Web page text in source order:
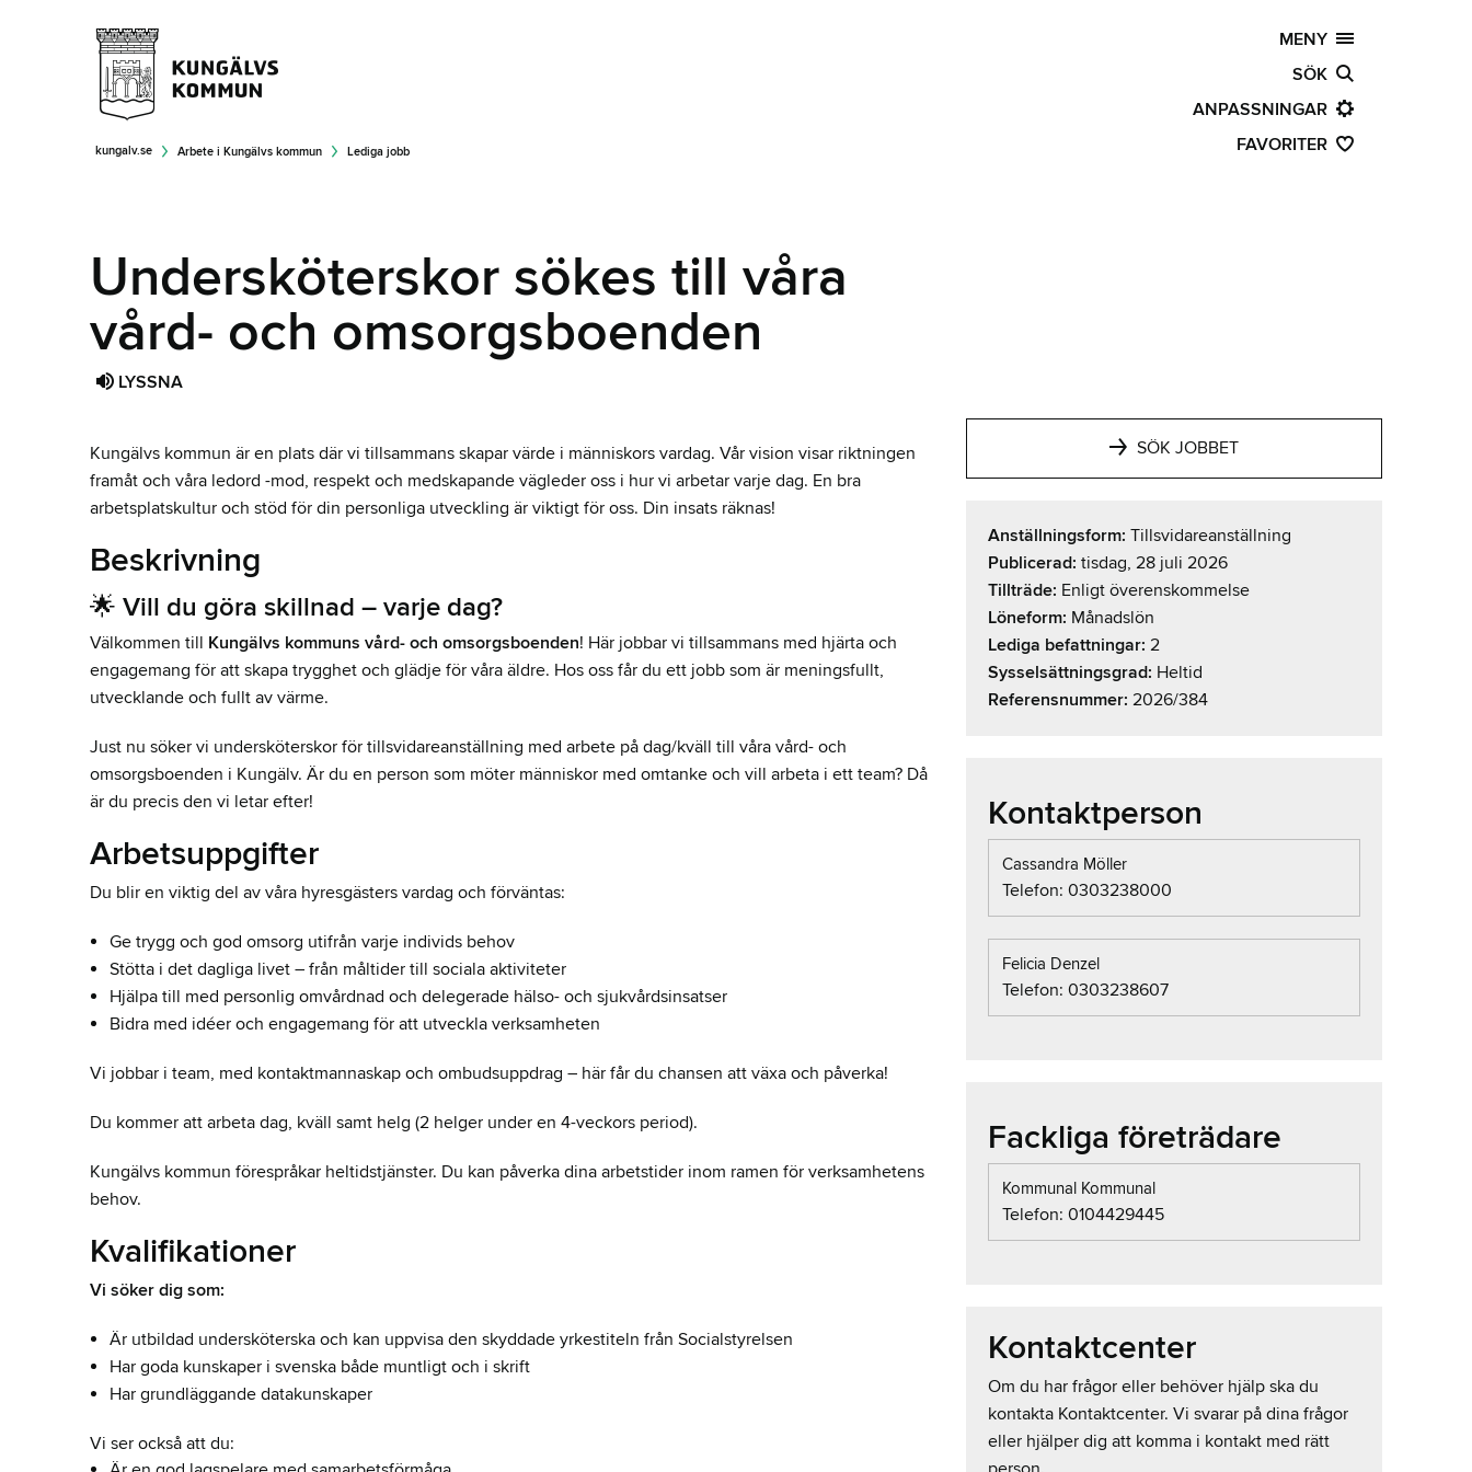
MENY
SÖK
ANPASSNINGAR
FAVORITER
kungalv.se Arbete i Kungälvs kommun Lediga jobb
Undersköterskor sökes till våra
vård- och omsorgsboenden
LYSSNA
Kungälvs kommun är en plats där vi tillsammans skapar värde i människors vardag. Vår vision visar riktningen
framåt och våra ledord -mod, respekt och medskapande vägleder oss i hur vi arbetar varje dag. En bra
arbetsplatskultur och stöd för din personliga utveckling är viktigt för oss. Din insats räknas!
Beskrivning
🌟 Vill du göra skillnad – varje dag?
Välkommen till Kungälvs kommuns vård- och omsorgsboenden! Här jobbar vi tillsammans med hjärta och
engagemang för att skapa trygghet och glädje för våra äldre. Hos oss får du ett jobb som är meningsfullt,
utvecklande och fullt av värme.
Just nu söker vi undersköterskor för tillsvidareanställning med arbete på dag/kväll till våra vård- och
omsorgsboenden i Kungälv. Är du en person som möter människor med omtanke och vill arbeta i ett team? Då
är du precis den vi letar efter!
Arbetsuppgifter
Du blir en viktig del av våra hyresgästers vardag och förväntas:
Ge trygg och god omsorg utifrån varje individs behov
Stötta i det dagliga livet – från måltider till sociala aktiviteter
Hjälpa till med personlig omvårdnad och delegerade hälso- och sjukvårdsinsatser
Bidra med idéer och engagemang för att utveckla verksamheten
Vi jobbar i team, med kontaktmannaskap och ombudsuppdrag – här får du chansen att växa och påverka!
Du kommer att arbeta dag, kväll samt helg (2 helger under en 4-veckors period).
Kungälvs kommun förespråkar heltidstjänster. Du kan påverka dina arbetstider inom ramen för verksamhetens
behov.
Kvalifikationer
Vi söker dig som:
Är utbildad undersköterska och kan uppvisa den skyddade yrkestiteln från Socialstyrelsen
Har goda kunskaper i svenska både muntligt och i skrift
Har grundläggande datakunskaper
Vi ser också att du:
SÖK JOBBET
Anställningsform: Tillsvidareanställning
Publicerad: tisdag, 28 juli 2026
Tillträde: Enligt överenskommelse
Löneform: Månadslön
Lediga befattningar: 2
Sysselsättningsgrad: Heltid
Referensnummer: 2026/384
Kontaktperson
Cassandra Möller
Telefon: 0303238000
Felicia Denzel
Telefon: 0303238607
Fackliga företrädare
Kommunal Kommunal
Telefon: 0104429445
Kontaktcenter
Om du har frågor eller behöver hjälp ska du
kontakta Kontaktcenter. Vi svarar på dina frågor
eller hjälper dig att komma i kontakt med rätt